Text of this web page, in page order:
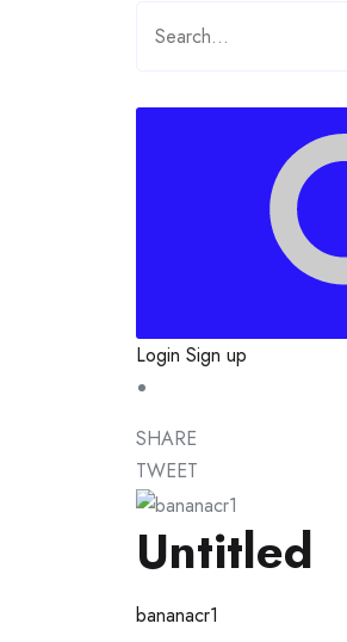
Login Sign up
SHARE
TWEET
Untitled
bananacr1